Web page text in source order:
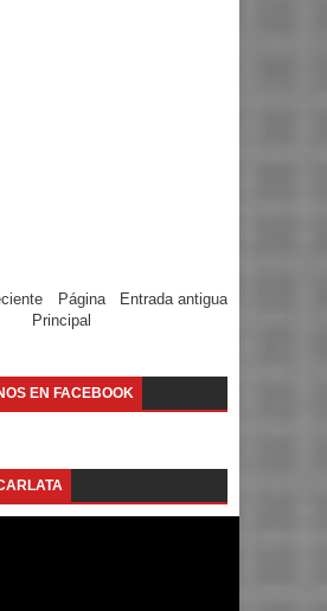
Entrada antigua
Página
Principal
EN FACEBOOK